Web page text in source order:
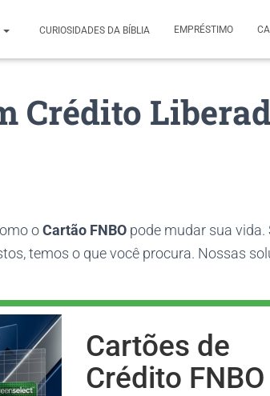
CURIOSIDADES DA BÍBLIA EMPRÉSTIMO
Crédito
oCartão FNBO pode mudar sua vida.
temos o que você procura. Nossas
Cartões de
Crédito FNBO